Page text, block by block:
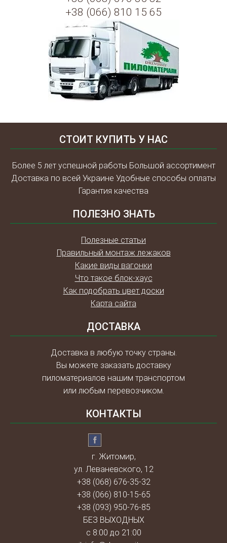
+38 (066) 810 15 65
СТОИТ КУПИТЬ У НАС
Более 5 лет успешной работы Большой ассортимент
Доставка по всей Украине Удобные способы оплаты
Гарантия качества
ПОЛЕЗНО ЗНАТЬ
Полезные статьи
Правильный монтаж лежаков
Какие виды вагонки
Что такое блок-хаус
Как подобрать цвет доски
Карта сайта
ДОСТАВКА
Доставка в любую точку страны.
Вы можете заказать доставку
пиломатериалов нашим транспортом
или любым перевозчиком.
КОНТАКТЫ
г. Житомир,
ул. Леваневского, 12
+38 (068) 676-35-32
+38 (066) 810-15-65
+38 (093) 950-76-85
БЕЗ ВЫХОДНЫХ
с 8:00 до 21:00